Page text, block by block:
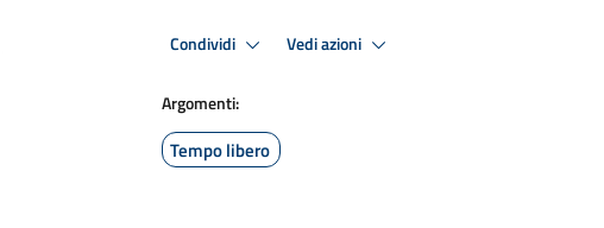
Condividi Vedi azioni
Argomenti:
Tempo libero